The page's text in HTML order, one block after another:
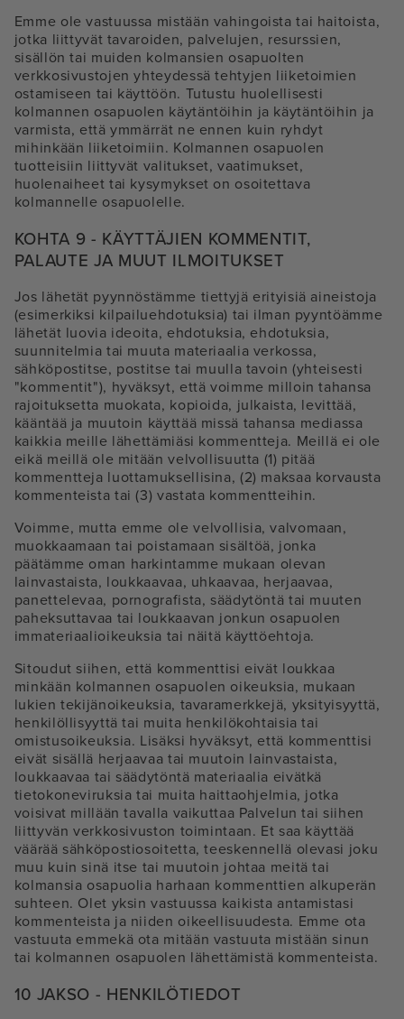
Emme ole vastuussa mistään vahingoista tai haitoista,
jotka liittyvät tavaroiden, palvelujen, resurssien,
sisällön tai muiden kolmansien osapuolten
verkkosivustojen yhteydessä tehtyjen liiketoimien
ostamiseen tai käyttöön. Tutustu huolellisesti
kolmannen osapuolen käytäntöihin ja käytäntöihin ja
varmista, että ymmärrät ne ennen kuin ryhdyt
mihinkään liiketoimiin. Kolmannen osapuolen
tuotteisiin liittyvät valitukset, vaatimukset,
huolenaiheet tai kysymykset on osoitettava
kolmannelle osapuolelle.
KOHTA 9 - KÄYTTÄJIEN KOMMENTIT,
PALAUTE JA MUUT ILMOITUKSET
Jos lähetät pyynnöstämme tiettyjä erityisiä aineistoja
(esimerkiksi kilpailuehdotuksia) tai ilman pyyntöämme
lähetät luovia ideoita, ehdotuksia, ehdotuksia,
suunnitelmia tai muuta materiaalia verkossa,
sähköpostitse, postitse tai muulla tavoin (yhteisesti
"kommentit"), hyväksyt, että voimme milloin tahansa
rajoituksetta muokata, kopioida, julkaista, levittää,
kääntää ja muutoin käyttää missä tahansa mediassa
kaikkia meille lähettämiäsi kommentteja. Meillä ei ole
eikä meillä ole mitään velvollisuutta (1) pitää
kommentteja luottamuksellisina, (2) maksaa korvausta
kommenteista tai (3) vastata kommentteihin.
Voimme, mutta emme ole velvollisia, valvomaan,
muokkaamaan tai poistamaan sisältöä, jonka
päätämme oman harkintamme mukaan olevan
lainvastaista, loukkaavaa, uhkaavaa, herjaavaa,
panettelevaa, pornografista, säädytöntä tai muuten
paheksuttavaa tai loukkaavan jonkun osapuolen
immateriaalioikeuksia tai näitä käyttöehtoja.
Sitoudut siihen, että kommenttisi eivät loukkaa
minkään kolmannen osapuolen oikeuksia, mukaan
lukien tekijänoikeuksia, tavaramerkkejä, yksityisyyttä,
henkilöllisyyttä tai muita henkilökohtaisia tai
omistusoikeuksia. Lisäksi hyväksyt, että kommenttisi
eivät sisällä herjaavaa tai muutoin lainvastaista,
loukkaavaa tai säädytöntä materiaalia eivätkä
tietokoneviruksia tai muita haittaohjelmia, jotka
voisivat millään tavalla vaikuttaa Palvelun tai siihen
liittyvän verkkosivuston toimintaan. Et saa käyttää
väärää sähköpostiosoitetta, teeskennellä olevasi joku
muu kuin sinä itse tai muutoin johtaa meitä tai
kolmansia osapuolia harhaan kommenttien alkuperän
suhteen. Olet yksin vastuussa kaikista antamistasi
kommenteista ja niiden oikeellisuudesta. Emme ota
vastuuta emmekä ota mitään vastuuta mistään sinun
tai kolmannen osapuolen lähettämistä kommenteista.
10 JAKSO - HENKILÖTIEDOT